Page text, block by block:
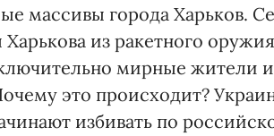
массивы города Харьков.
из ракетного
мирные жители
это происходит?
избивать по